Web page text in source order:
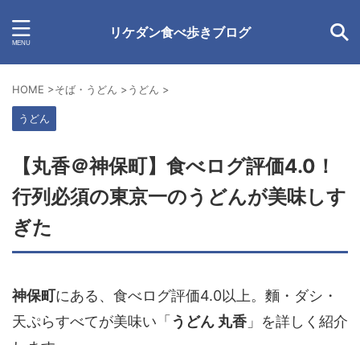
リケダン食べ歩きブログ
HOME >そば・うどん >うどん >
うどん
【丸香＠神保町】食べログ評価4.0！
行列必須の東京一のうどんが美味しす
ぎた
神保町にある、食べログ評価4.0以上。麵・ダシ・
天ぷらすべてが美味い「 うどん 丸香 」を詳しく紹介